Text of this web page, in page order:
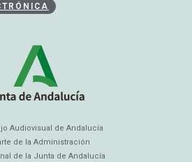
Audiovisual de Andalucía
de la Administración
de la Junta de Andalucía